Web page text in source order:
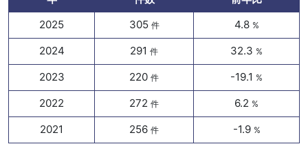
2025
305 件 4.8 %
2024 291 件 32.3 %
2023 220 件 -19.1 %
2022 272 件 6.2 %
2021 256 件 -1.9 %